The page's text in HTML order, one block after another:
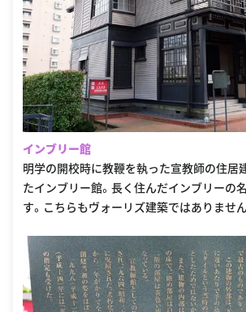
インブリー館
明学の開校時に教鞭を執った宣教師の住居
たインブリー館。長く住んだインブリーの
す。こちらもヴォーリズ建築ではありません